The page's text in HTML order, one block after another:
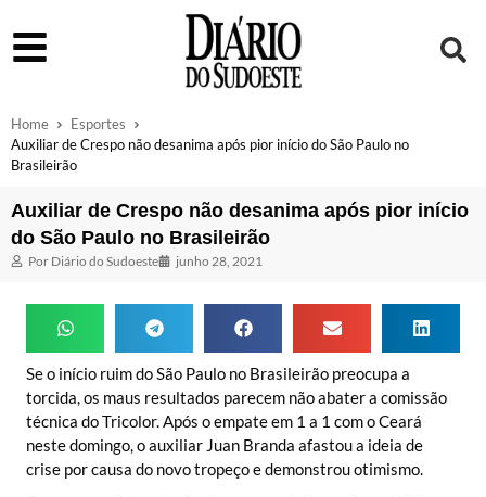
Home
Esportes
Auxiliar de Crespo não desanima após pior início do São Paulo no
Brasileirão
Auxiliar de Crespo não desanima após pior início
do São Paulo no Brasileirão
Por Diário do Sudoeste junho 28, 2021
Se o início ruim do São Paulo no Brasileirão preocupa a
torcida, os maus resultados parecem não abater a comissão
técnica do Tricolor. Após o empate em 1 a 1 com o Ceará
neste domingo, o auxiliar Juan Branda afastou a ideia de
crise por causa do novo tropeço e demonstrou otimismo.